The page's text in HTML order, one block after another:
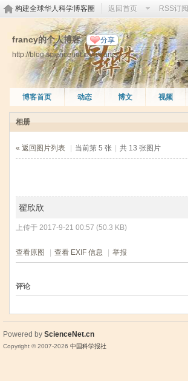
构建全球华人科学博客圈 返回首页 RSS订阅
francy的个人博客 分享
http://blog.sciencenet.cn/u/francy
博客首页 动态 博文 视频
相册
« 返回图片列表 当前第 5 张 共 13 张图片
翟欣欣
上传于 2017-9-21 00:57 (50.3 KB)
查看原图 查看 EXIF 信息 举报
评论
Powered by ScienceNet.cn
Copyright © 2007-2026 中国科学报社